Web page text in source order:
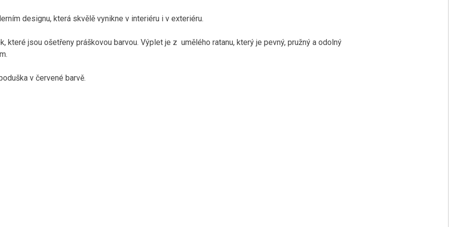
designu, která skvělě vynikne v interiéru i v exteriéru.
které jsou ošetřeny práškovou barvou. Výplet je z umělého ratanu, který je pevný, pružný a odolný
v červené barvě.